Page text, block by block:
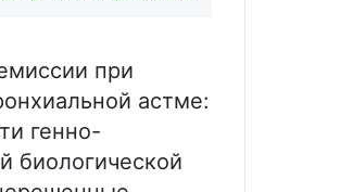
при
астме:
генно-
биологической